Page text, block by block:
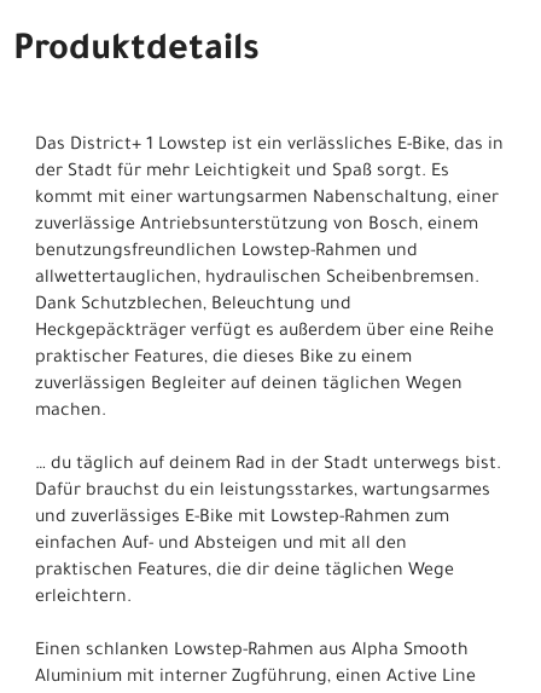
Produktdetails
Das District+ 1 Lowstep ist ein verlässliches E-Bike, das in
der Stadt für mehr Leichtigkeit und Spaß sorgt. Es
kommt mit einer wartungsarmen Nabenschaltung, einer
zuverlässige Antriebsunterstützung von Bosch, einem
benutzungsfreundlichen Lowstep-Rahmen und
allwettertauglichen, hydraulischen Scheibenbremsen.
Dank Schutzblechen, Beleuchtung und
Heckgepäckträger verfügt es außerdem über eine Reihe
praktischer Features, die dieses Bike zu einem
zuverlässigen Begleiter auf deinen täglichen Wegen
machen.
… du täglich auf deinem Rad in der Stadt unterwegs bist.
Dafür brauchst du ein leistungsstarkes, wartungsarmes
und zuverlässiges E-Bike mit Lowstep-Rahmen zum
einfachen Auf- und Absteigen und mit all den
praktischen Features, die dir deine täglichen Wege
erleichtern.
Einen schlanken Lowstep-Rahmen aus Alpha Smooth
Aluminium mit interner Zugführung, einen Active Line